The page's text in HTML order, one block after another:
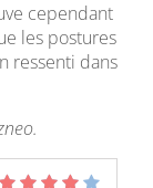
cependant
les postures
ressenti dans